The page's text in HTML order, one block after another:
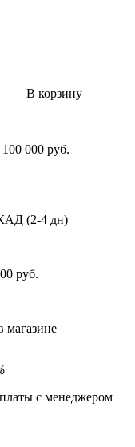
В корзину
000 руб.
(2-4 дн)
руб.
магазине
с менеджером